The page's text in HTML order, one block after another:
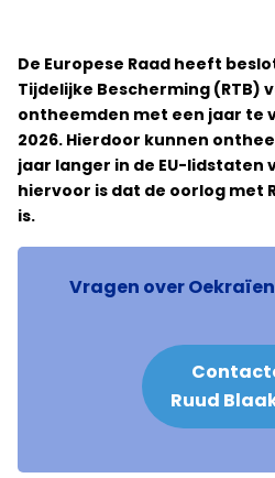
De Europese Raad heeft
Tijdelijke Bescherming (RTB)
ontheemden met een jaar te
2026. Hierdoor kunnen
jaar langer in de EU-lidstaten
hiervoor is dat de oorlog met
is.
Vragen over
Ruud